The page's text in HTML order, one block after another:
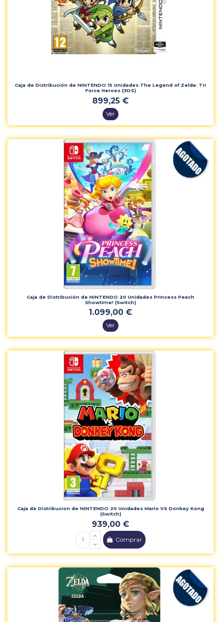
Caja de Distribución de NINTENDO 15 Unidades The Legend of Zelda: Tri
Force Heroes (3DS)
899,25 €
Ver
Caja de Distribución de NINTENDO 20 Unidades Princess Peach
Showtime! (Switch)
1.099,00 €
Ver
Caja de Distribucion de NINTENDO 20 Unidades Mario VS Donkey Kong
(Switch)
939,00 €
Comprar